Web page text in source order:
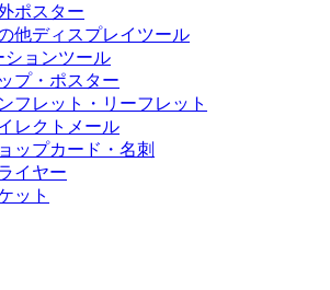
ポスター
他ディスプレイツール
ションツール
プ・ポスター
フレット・リーフレット
レクトメール
ップカード・名刺
イヤー
ット